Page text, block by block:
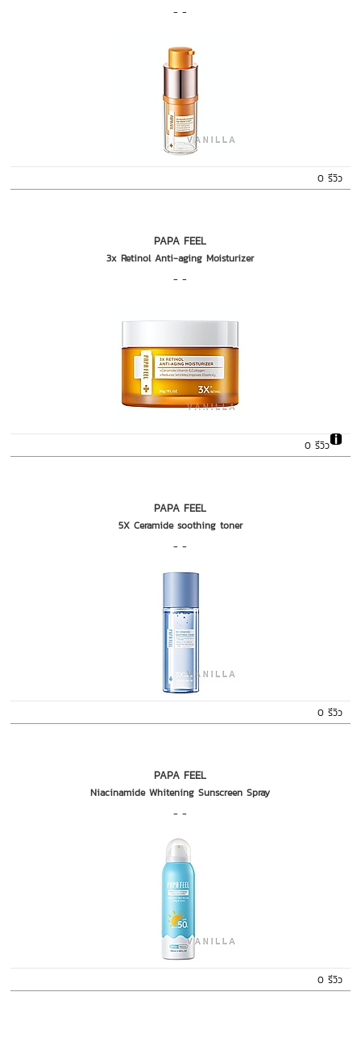
- -
0 รีวิว
PAPA FEEL
3x Retinol Anti-aging Moisturizer
- -
0 รีวิว
PAPA FEEL
5X Ceramide soothing toner
- -
0 รีวิว
PAPA FEEL
Niacinamide Whitening Sunscreen Spray
- -
0 รีวิว